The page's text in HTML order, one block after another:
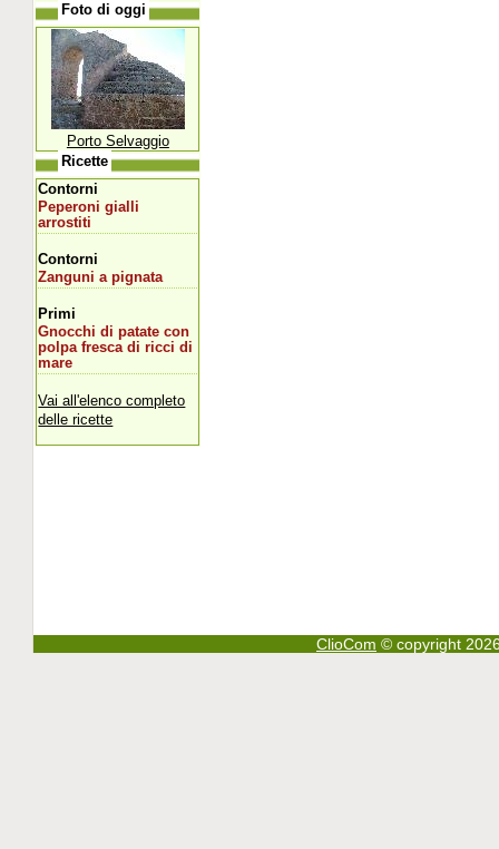
Foto di oggi
Porto Selvaggio
Ricette
Contorni
Peperoni gialli
arrostiti
Contorni
Zanguni a pignata
Primi
Gnocchi di patate con
polpa fresca di ricci di
mare
Vai all'elenco completo
delle ricette
ClioCom © copyright